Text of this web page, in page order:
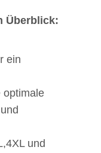
Überblick:
ein
optimale
und